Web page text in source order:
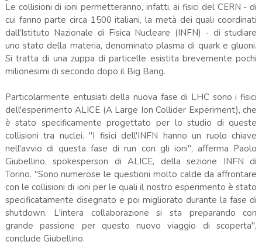
Le collisioni di ioni permetteranno, infatti, ai fisici del CERN - di
cui fanno parte circa 1500 italiani, la metà dei quali coordinati
dall'Istituto Nazionale di Fisica Nucleare (INFN) - di studiare
uno stato della materia, denominato plasma di quark e gluoni.
Si tratta di una zuppa di particelle esistita brevemente pochi
milionesimi di secondo dopo il Big Bang.
Particolarmente entusiati della nuova fase di LHC sono i fisici
dell'esperimento ALICE (A Large Ion Collider Experiment), che
è stato specificamente progettato per lo studio di queste
collisioni tra nuclei. "I fisici dell'INFN hanno un ruolo chiave
nell'avvio di questa fase di run con gli ioni", afferma Paolo
Giubellino, spokesperson di ALICE, della sezione INFN di
Torino. "Sono numerose le questioni molto calde da affrontare
con le collisioni di ioni per le quali il nostro esperimento è stato
specificatamente disegnato e poi migliorato durante la fase di
shutdown. L'intera collaborazione si sta preparando con
grande passione per questo nuovo viaggio di scoperta",
conclude Giubellino.